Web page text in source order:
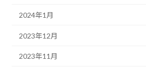
2024年1月
2023年12月
2023年11月